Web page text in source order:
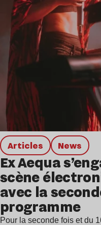
Articles news
Ex Aequa
scène
avec la
programme
Pour la seconde fois et du